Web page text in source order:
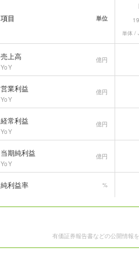
項目 単位
単体 /
売上高
YoY
億円
営業利益
YoY
億円
経常利益
YoY
億円
当期純利益
YoY
億円
純利益率 %
有価証券報告書などの公開情報